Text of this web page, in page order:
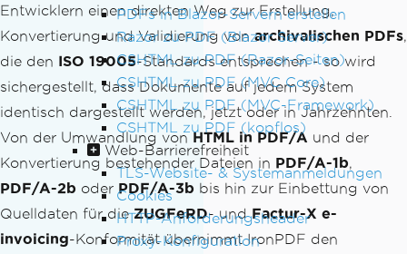
PDFs in Blazor-Servern erstellen
Razor zu PDF (Blazor Server)
CSHTML zu PDF (Razor-Seiten)
CSHTML zu PDF (MVC Core)
CSHTML zu PDF (MVC-Framework)
CSHTML zu PDF (kopflos)
Web-Barrierefreiheit
TLS-Website- & Systemanmeldungen
Cookies
HTTP-Anforderungsheader
Proxy-Konfiguration
Entwicklern einen direkten Weg zur Erstellung,
Konvertierung und Validierung vonarchivalischen PDFs,
die den ISO 19005-Standards entsprechen - so wird
sichergestellt, dass Dokumente auf jedem System
identisch dargestellt werden, jetzt oder in Jahrzehnten.
Von der Umwandlung vonHTML in PDF/A und der
Konvertierung bestehender Dateien in PDF/A-1b,
PDF/A-2b oder PDF/A-3b bis hin zur Einbettung von
Quelldaten für dieZUGFeRD- undFactur-X e-
invoicing-Konformität übernimmt IronPDF den